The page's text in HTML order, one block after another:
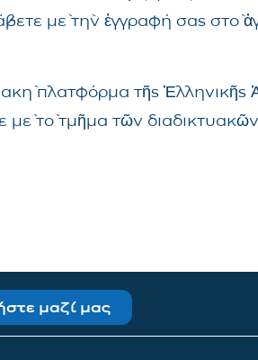
μὲ τὴν ἐγγραφή σας στὸ
πλατφόρμα τῆς Ἑλληνικῆς
μὲ τὸ τμῆμα τῶν
μαζί μας